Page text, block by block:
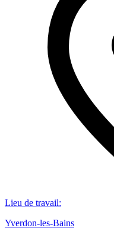
Lieu de travail:
Yverdon-les-Bains